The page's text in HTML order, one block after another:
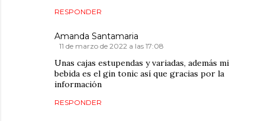
RESPONDER
Amanda Santamaria
11 de marzo de 2022 a las 17:08
Unas cajas estupendas y variadas, además mi
bebida es el gin tonic así que gracias por la
información
RESPONDER